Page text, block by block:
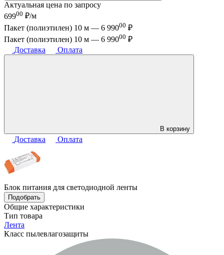
Актуальная цена по запросу
69900 ₽/м
Пакет (полиэтилен) 10 м — 6 99000 ₽
Пакет (полиэтилен) 10 м — 6 99000 ₽
Доставка
Оплата
В корзину
Доставка Оплата
Блок питания для светодиодной ленты
Подобрать
Общие характеристики
Тип товара
Лента
Класс пылевлагозащиты